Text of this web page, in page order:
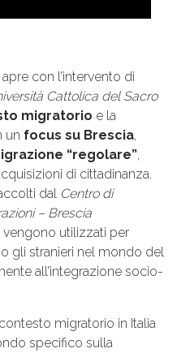
con l’intervento di
Cattolica del Sacro
migratorio e la
un focus su Brescia,
“regolare”,
di cittadinanza.
dal Centro di
– Brescia
vengono utilizzati per
gli stranieri nel mondo del
all’integrazione socio-
migratorio in Italia
specifico sulla